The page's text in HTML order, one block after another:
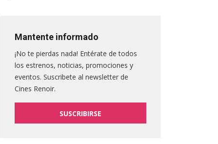
Mantente informado
¡No te pierdas nada! Entérate de todos
los estrenos, noticias, promociones y
eventos. Suscribete al newsletter de
Cines Renoir.
SUSCRIBIRSE